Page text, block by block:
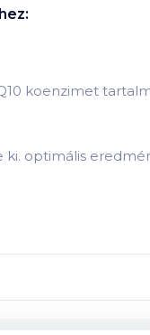
koenzimet
optimális